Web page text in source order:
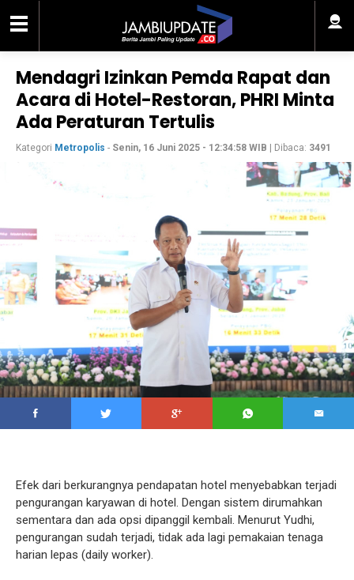
Mendagri Izinkan Pemda Rapat dan
Acara di Hotel-Restoran, PHRI Minta
Ada Peraturan Tertulis
Kategori Metropolis - Senin, 16 Juni 2025 - 12:34:58 WIB | Dibaca: 3491
Efek dari berkurangnya pendapatan hotel menyebabkan terjadi
pengurangan karyawan di hotel. Dengan sistem dirumahkan
sementara dan ada opsi dipanggil kembali. Menurut Yudhi,
pengurangan sudah terjadi, tidak ada lagi pemakaian tenaga
harian lepas (daily worker).